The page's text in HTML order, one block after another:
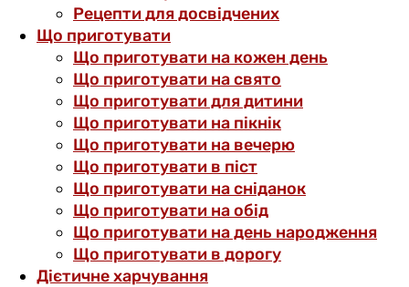
Рецепти для досвідчених
Що приготувати
Що приготувати на кожен день
Що приготувати на свято
Що приготувати для дитини
Що приготувати на пікнік
Що приготувати на вечерю
Що приготувати в піст
Що приготувати на сніданок
Що приготувати на обід
Що приготувати на день народження
Що приготувати в дорогу
Дієтичне харчування